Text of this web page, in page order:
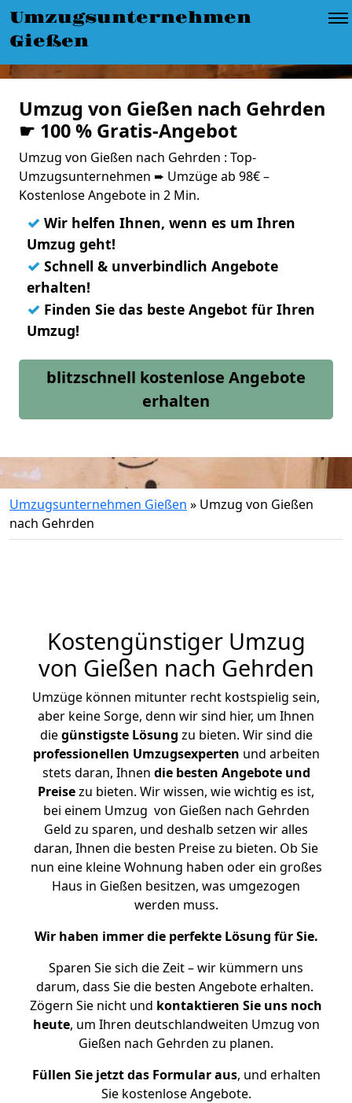
Umzugsunternehmen
Gießen
Umzug von Gießen nach Gehrden
☛ 100 % Gratis-Angebot
Umzug von Gießen nach Gehrden : Top-
Umzugsunternehmen ➨ Umzüge ab 98€ –
Kostenlose Angebote in 2 Min.
✓ Wir helfen Ihnen, wenn es um Ihren
Umzug geht!
✓ Schnell & unverbindlich Angebote
erhalten!
✓ Finden Sie das beste Angebot für Ihren
Umzug!
blitzschnell kostenlose Angebote
erhalten
Umzugsunternehmen Gießen » Umzug von Gießen
nach Gehrden
Kostengünstiger Umzug
von Gießen nach Gehrden
Umzüge können mitunter recht kostspielig sein,
aber keine Sorge, denn wir sind hier, um Ihnen
diegünstigste Lösung zu bieten. Wir sind die
professionellen Umzugsexperten und arbeiten
stets daran, Ihnen die besten Angebote und
Preisezu bieten. Wir wissen, wie wichtig es ist,
bei einem Umzug von Gießen nach Gehrden
Geld zu sparen, und deshalb setzen wir alles
daran, Ihnen die besten Preise zu bieten. Ob Sie
nun eine kleine Wohnung haben oder ein großes
Haus in Gießen besitzen, was umgezogen
werden muss.
Wir haben immer die perfekte Lösung für Sie.
Sparen Sie sich die Zeit – wir kümmern uns
darum, dass Sie die besten Angebote erhalten.
Zögern Sie nicht und kontaktieren Sie uns noch
heute, um Ihren deutschlandweiten Umzug von
Gießen nach Gehrden zu planen.
Füllen Sie jetzt das Formular aus, und erhalten
Sie kostenlose Angebote.